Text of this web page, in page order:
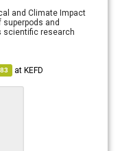
and Climate Impact
and
scientific research
atKEFD